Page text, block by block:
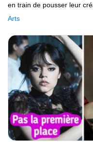
Arts
en train de pousser leur
personnages incroyables,
opposé. Mais ces acteurs
divertissements variés
le biais de leurs différents